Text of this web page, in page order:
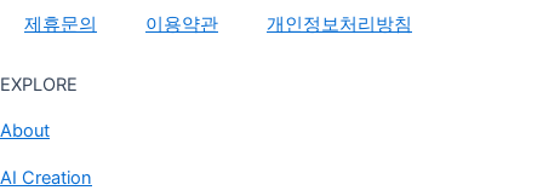
제휴문의 이용약관 개인정보처리방침
EXPLORE
About
AI Creation